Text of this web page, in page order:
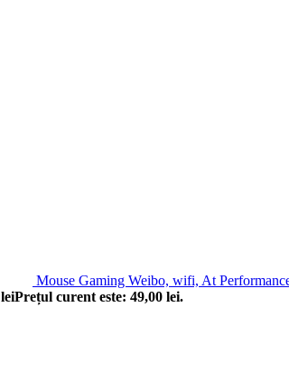
Mouse Gaming Weibo, wifi, At
leiPrețul curent este: 49,00 lei.